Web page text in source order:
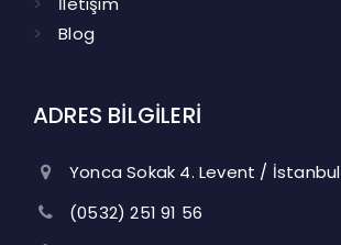
Blog
ADRES BİLGİLERİ
Yonca Sokak 4. Levent / İstanbul
(0532) 251 91 56